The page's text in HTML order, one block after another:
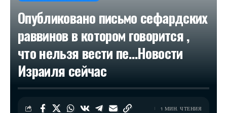
Опубликовано письмо сефардских
раввинов в котором говорится ,
что нельзя вести пе…​Новости
Израиля сейчас
1 МИН. ЧТЕНИЯ